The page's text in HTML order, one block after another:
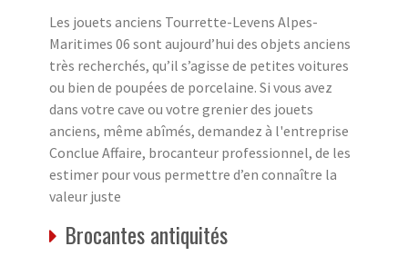
Les jouets anciens Tourrette-Levens Alpes-
Maritimes 06 sont aujourd’hui des objets anciens
très recherchés, qu’il s’agisse de petites voitures
ou bien de poupées de porcelaine. Si vous avez
dans votre cave ou votre grenier des jouets
anciens, même abîmés, demandez à l'entreprise
Conclue Affaire, brocanteur professionnel, de les
estimer pour vous permettre d’en connaître la
valeur juste
Brocantes antiquités